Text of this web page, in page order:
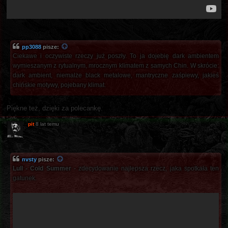
pp3088 pisze:
Ciekawe i oczywiste rzeczy już poszły. To ja dojebię dark ambientem
wymieszanym z rytualnym, mrocznym klimatem z samych Chin. W skrócie:
dark ambient, niemalże black metalowe, mantryczne zaśpiewy, jakieś
chińskie motywy, pojebany klimat.
Piękne też, dzięki za polecankę.
pit 8 lat temu
nvsty pisze:
Lull - Cold Summer - zdecydowanie najlepsza rzecz, jaka spotkała ten
gatunek.